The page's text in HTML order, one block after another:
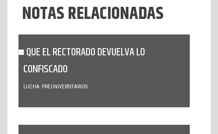
NOTAS RELACIONADAS
QUE EL RECTORADO DEVUELVA LO
CONFISCADO
LUCHA PREUNIVERSITARIOS